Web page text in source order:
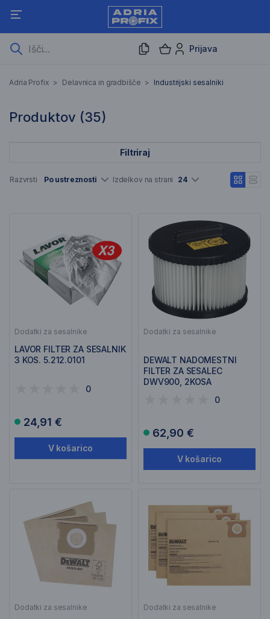
Prijava
Industrijski sesalniki
Adria Profix > Delavnica in gradbišče > Industrijski sesalniki
Produktov (35)
35 Rezultati iskanja
Filtriraj
Seznam artiklov
Razvrsti Po ustreznosti Izdelkov na strani 24
Dodatki za sesalnike
LAVOR FILTER ZA SESALNIK
3 KOS. 5.212.0101
0
24,91 €
V košarico
Dodatki za sesalnike
DEWALT NADOMESTNI
FILTER ZA SESALEC
DWV900, 2KOSA
0
62,90 €
V košarico
Dodatki za sesalnike Dodatki za sesalnike